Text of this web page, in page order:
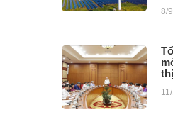
8/